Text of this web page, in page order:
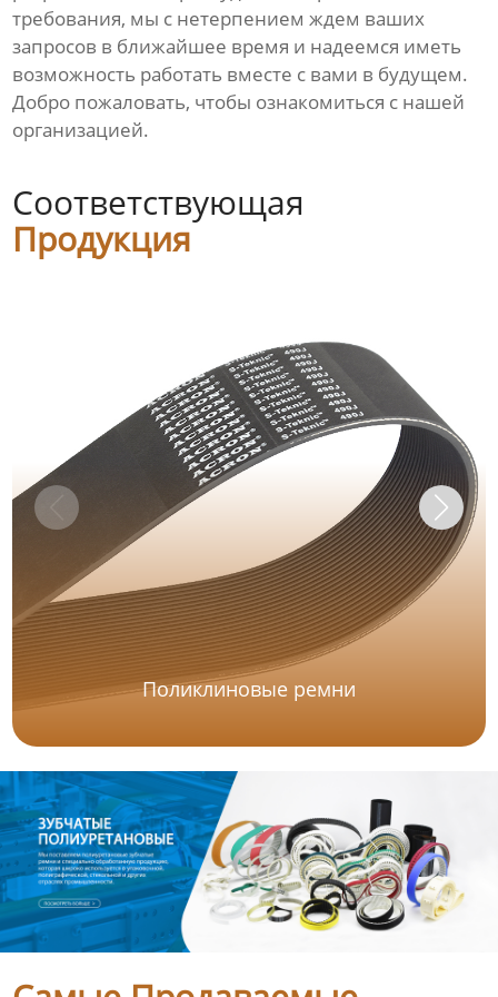
требования, мы с нетерпением ждем ваших
запросов в ближайшее время и надеемся иметь
возможность работать вместе с вами в будущем.
Добро пожаловать, чтобы ознакомиться с нашей
организацией.
Соответствующая
Продукция
Поликлиновые ремни